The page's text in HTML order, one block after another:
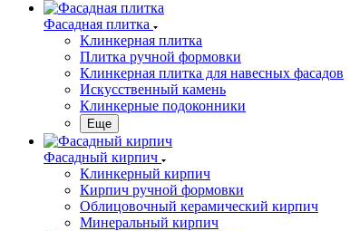
Фасадная плитка
Клинкерная плитка
Плитка ручной формовки
Клинкерная плитка для навесных фасадов
Искусственный камень
Клинкерные подоконники
Еще
Фасадный кирпич
Клинкерный кирпич
Кирпич ручной формовки
Облицовочный керамический кирпич
Минеральный кирпич